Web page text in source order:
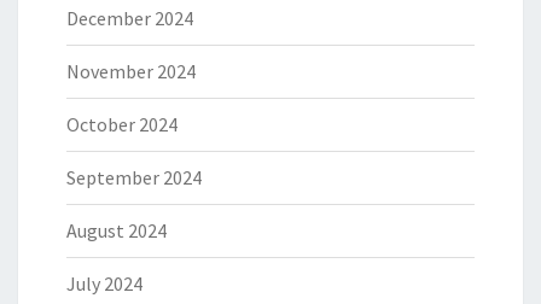
December 2024
November 2024
October 2024
September 2024
August 2024
July 2024